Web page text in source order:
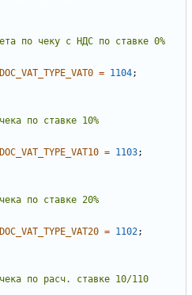
DOC_VAT_TYPE_VAT0 = 1104;
DOC_VAT_TYPE_VAT10 = 1103;
DOC_VAT_TYPE_VAT20 = 1102;